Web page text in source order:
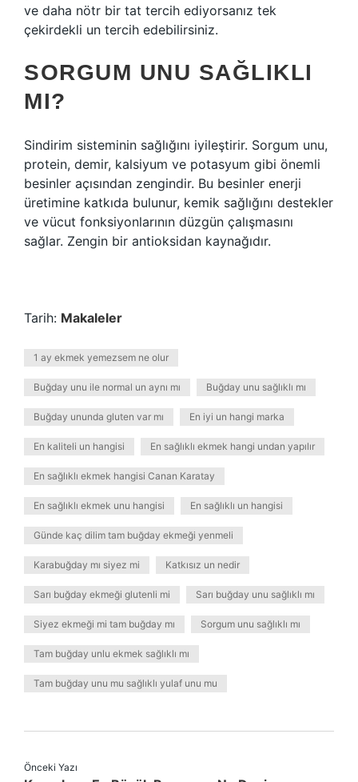
ve daha nötr bir tat tercih ediyorsanız tek
çekirdekli un tercih edebilirsiniz.
SORGUM UNU SAĞLIKLI
MI?
Sindirim sisteminin sağlığını iyileştirir. Sorgum unu,
protein, demir, kalsiyum ve potasyum gibi önemli
besinler açısından zengindir. Bu besinler enerji
üretimine katkıda bulunur, kemik sağlığını destekler
ve vücut fonksiyonlarının düzgün çalışmasını
sağlar. Zengin bir antioksidan kaynağıdır.
Tarih: Makaleler
1 ay ekmek yemezsem ne olur
Buğday unu ile normal un aynı mı Buğday unu sağlıklı mı
Buğday ununda gluten var mı En iyi un hangi marka
En kaliteli un hangisi En sağlıklı ekmek hangi undan yapılır
En sağlıklı ekmek hangisi Canan Karatay
En sağlıklı ekmek unu hangisi En sağlıklı un hangisi
Günde kaç dilim tam buğday ekmeği yenmeli
Karabuğday mı siyez mi Katkısız un nedir
Sarı buğday ekmeği glutenli mi Sarı buğday unu sağlıklı mı
Siyez ekmeği mi tam buğday mı Sorgum unu sağlıklı mı
Tam buğday unlu ekmek sağlıklı mı
Tam buğday unu mu sağlıklı yulaf unu mu
Önceki Yazı